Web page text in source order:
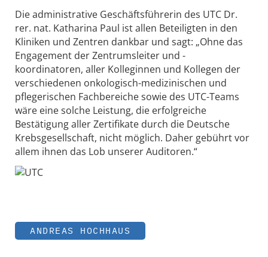
Die administrative Geschäftsführerin des UTC Dr.
rer. nat. Katharina Paul ist allen Beteiligten in den
Kliniken und Zentren dankbar und sagt: „Ohne das
Engagement der Zentrumsleiter und -
koordinatoren, aller Kolleginnen und Kollegen der
verschiedenen onkologisch-medizinischen und
pflegerischen Fachbereiche sowie des UTC-Teams
wäre eine solche Leistung, die erfolgreiche
Bestätigung aller Zertifikate durch die Deutsche
Krebsgesellschaft, nicht möglich. Daher gebührt vor
allem ihnen das Lob unserer Auditoren.“
ANDREAS HOCHHAUS